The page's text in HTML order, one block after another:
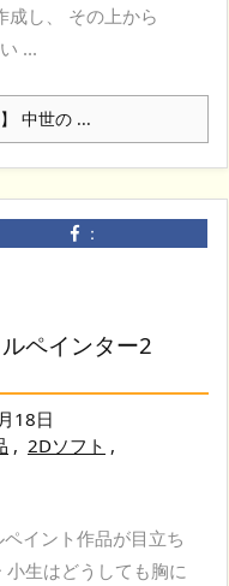
成し、 その上から
...
中世の ...
：
ペインター2
18日
, 2Dソフト ,
イント作品が目立ち
生はどうしても胸に